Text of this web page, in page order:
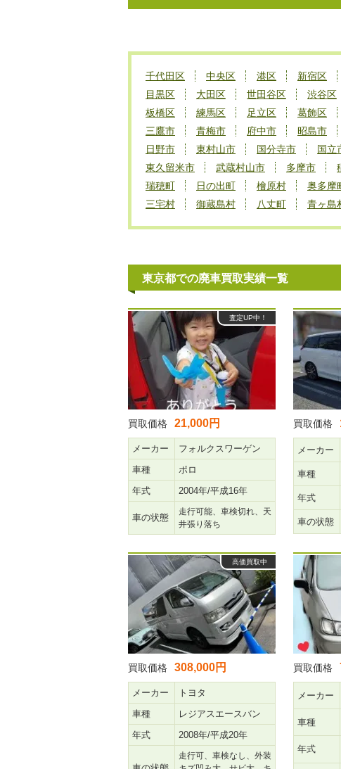
千代田区 中央区 港区 新宿区
目黒区
大田区 世田谷区 渋谷区
板橋区
練馬区 足立区 葛飾区
三鷹市
青梅市 府中市 昭島市
日野市
東村山市 国分寺市 国立
東久留米市
武蔵村山市 多摩市
瑞穂町
日の出町 檜原村 奥多摩
三宅村
御蔵島村 八丈町 青ヶ島
東京都での廃車買取実績一覧
査定UP中！
買取価格 21,000円
メーカー
フォルクスワーゲン
車種
ポロ
年式
2004年/平成16年
車の状態
走行可能、車検切れ、天
井張り落ち
買取価格
メーカー
車種
年式
車の状態
高価買取中
買取価格 308,000円
メーカー
トヨタ
車種
レジアスエースバン
年式
2008年/平成20年
走行可、車検なし、外装
買取価格
メーカー
車種
年式